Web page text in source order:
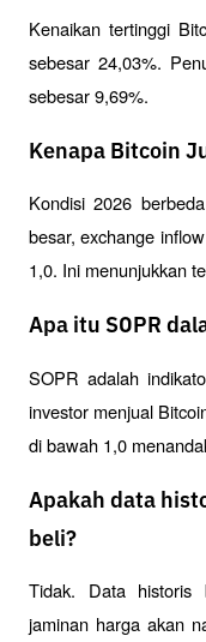
Kenaikan tertinggi
sebesar 24,03%.
sebesar 9,69%.
Kenapa Bitcoin
Kondisi 2026
besar, exchange
1,0. Ini menunjukkan
Apa itu SOPR
SOPR adalah
investor menjual
di bawah 1,0
Apakah data
beli?
Tidak. Data historis
jaminan harga akan